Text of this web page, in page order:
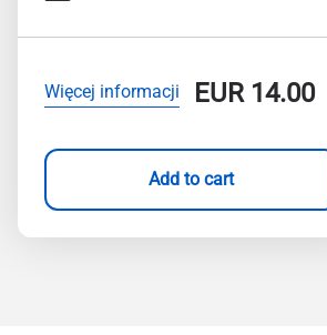
Więcej informacji EUR14.00
Add to cart